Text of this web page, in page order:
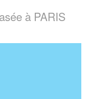
à PARIS